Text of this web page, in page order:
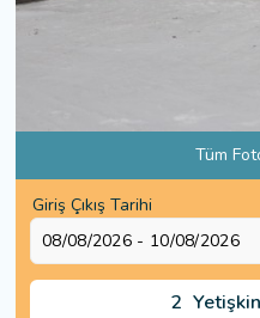
Tüm
Giriş Çıkış Tarihi
2 Yetişkin